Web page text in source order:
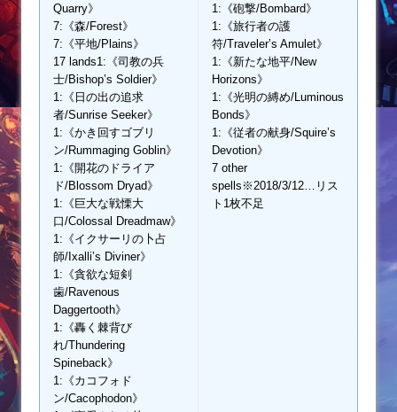
Quarry》
7:《森/Forest》
7:《平地/Plains》
17 lands1:《司教の兵
士/Bishop’s Soldier》
1:《日の出の追求
者/Sunrise Seeker》
1:《かき回すゴブリ
ン/Rummaging Goblin》
1:《開花のドライア
ド/Blossom Dryad》
1:《巨大な戦慄大
口/Colossal Dreadmaw》
1:《イクサーリの卜占
師/Ixalli’s Diviner》
1:《貪欲な短剣
歯/Ravenous
Daggertooth》
1:《轟く棘背び
れ/Thundering
Spineback》
1:《カコフォド
ン/Cacophodon》
1:《砲撃/Bombard》
1:《旅行者の護
符/Traveler’s Amulet》
1:《新たな地平/New
Horizons》
1:《光明の縛め/Luminous
Bonds》
1:《従者の献身/Squire’s
Devotion》
7 other
spells※2018/3/12…リス
ト1枚不足